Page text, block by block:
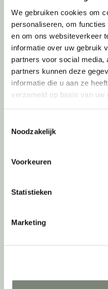
We gebruiken cookies om
personaliseren, om
en om ons websiteverkeer
informatie over uw gebruik
partners voor social media,
partners kunnen deze
informatie die u aan ze
verzameld op basis van
Noodzakelijk
Voorkeuren
Statistieken
Marketing
Inventarisatie werkomgeving
Werkprocesanalyse
Furniture as a Service
Kantoormeubilair leasen
Sale & Leaseback
Refurbished kantoormeubilair
Projectstoffering
Styling en beplanting
Ergonomisch advies
Kabelmanagement